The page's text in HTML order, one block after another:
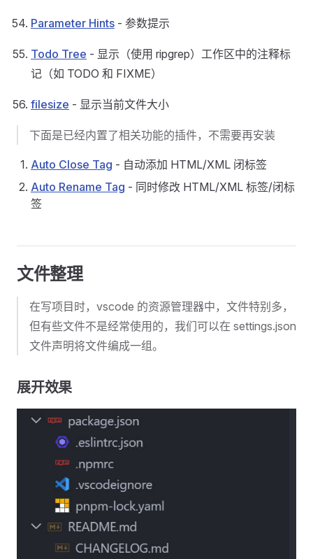
Parameter Hints - 参数提示
Todo Tree - 显示（使用 ripgrep）工作区中的注释标
记（如 TODO 和 FIXME）
filesize - 显示当前文件大小
下面是已经内置了相关功能的插件，不需要再安装
Auto Close Tag - 自动添加 HTML/XML 闭标签
Auto Rename Tag - 同时修改 HTML/XML 标签/闭标
签
文件整理
在写项目时，vscode 的资源管理器中，文件特别多，
但有些文件不是经常使用的，我们可以在 settings.json
文件声明将文件编成一组。
展开效果